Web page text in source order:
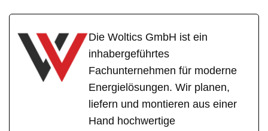
Die Woltics GmbH ist ein
inhabergeführtes
Fachunternehmen für moderne
Energielösungen. Wir planen,
liefern und montieren aus einer
Hand hochwertige